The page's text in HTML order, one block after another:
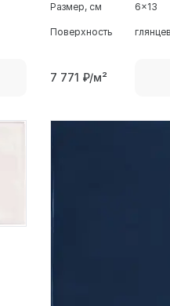
Размер, см 6x13
Поверхность
7 771 ₽/м²